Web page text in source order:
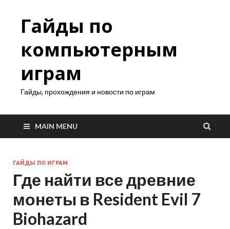
Гайды по
компьютерным
играм
Гайды, прохождения и новости по играм
MAIN MENU
ГАЙДЫ ПО ИГРАМ
Где найти все древние
монеты в Resident Evil 7
Biohazard